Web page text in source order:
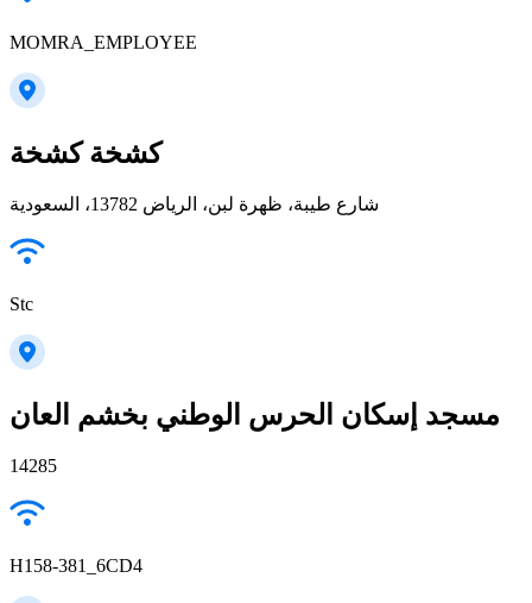
MOMRA_EMPLOYEE
كشخة كشخة
شارع طيبة، ظهرة لبن، الرياض 13782، السعودية
Stc
مسجد إسكان الحرس الوطني بخشم العان
14285
H158-381_6CD4